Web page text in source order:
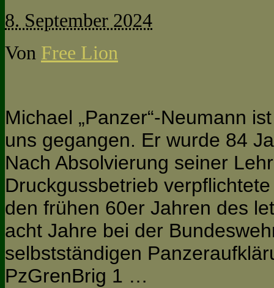
8. September 2024
Von Free Lion
Michael „Panzer“-Neumann
uns gegangen. Er wurde 84
Nach Absolvierung seiner
Druckgussbetrieb
den frühen 60er Jahren des
acht Jahre bei der
selbstständigen
PzGrenBrig 1 …